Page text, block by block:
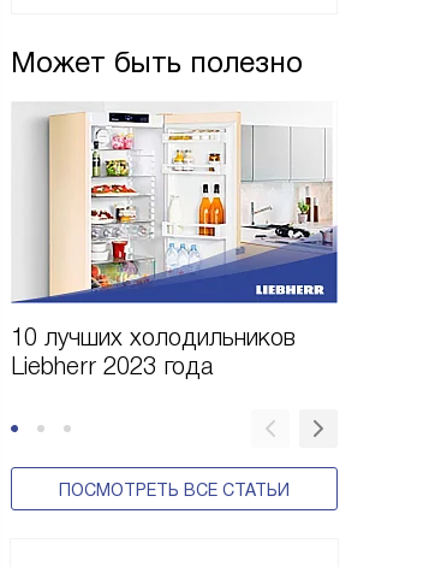
Может быть полезно
10 лучших холодильников
Liebherr 2023 года
ПОСМОТРЕТЬ ВСЕ СТАТЬИ